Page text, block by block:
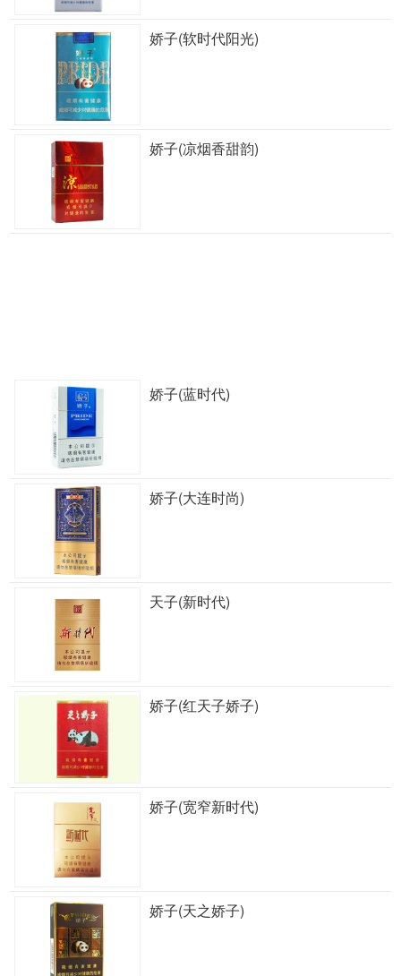
娇子(软时代阳光)
娇子(凉烟香甜韵)
娇子(蓝时代)
娇子(大连时尚)
天子(新时代)
娇子(红天子娇子)
娇子(宽窄新时代)
娇子(天之娇子)